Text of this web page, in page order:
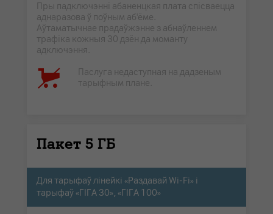
Пры падключэнні абаненцкая плата спісваецца
аднаразова ў поўным аб'ёме.
Аўтаматычнае прадаўжэнне з абнаўленнем
трафіка кожныя 30 дзён да моманту
адключэння.
Паслуга недаступная на дадзеным
тарыфным плане.
Пакет 5 ГБ
Для тарыфаў лінейкі «Раздавай Wi-Fi» і
тарыфаў «ГІГА 30», «ГІГА 100»